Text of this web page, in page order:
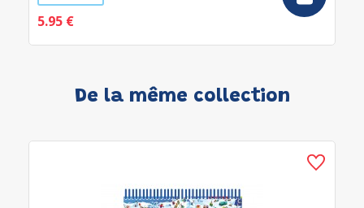
5.95 €
De la même collection